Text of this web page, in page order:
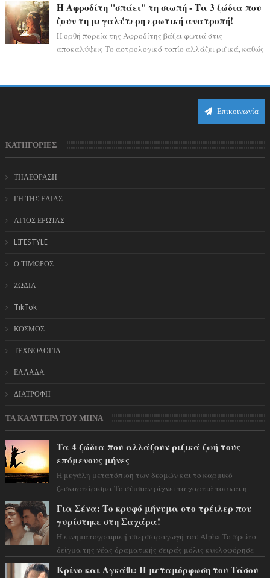
Η Αφροδίτη "σπάει" τη σιωπή - Τα 3 ζώδια που
ζουν τη μεγαλύτερη ερωτική ανατροπή!
Η ορθή πορεία της Αφροδίτης βάζει φωτιά στις
αποκαλύψεις Το αστρολογικό τοπίο αλλάζει ριζικά, καθώς
Επικοινωνία
ΚΑΤΗΓΟΡΙΕΣ
ΤΗΛΕΟΡΑΣΗ
ΓΗ ΤΗΣ ΕΛΙΑΣ
ΑΓΙΟΣ ΕΡΩΤΑΣ
LIFESTYLE
Ο ΤΙΜΩΡΟΣ
ΖΩΔΙΑ
TikTok
ΚΟΣΜΟΣ
ΤΕΧΝΟΛΟΓΙΑ
ΕΛΛΑΔΑ
ΔΙΑΤΡΟΦΗ
ΤΑ ΚΑΛΥΤΕΡΑ ΤΟΥ ΜΗΝΑ
Τα 4 ζώδια που αλλάζουν ριζικά ζωή τους
επόμενους μήνες
Η μεγάλη μετατόπιση των δεσμών και το καρμικό
ξεσκαρτάρισμα Το σύμπαν ρίχνει τα χαρτιά του και η
Για Σένα: Το κρυφό μήνυμα στο τρέιλερ που
γυρίστηκε στη Σαχάρα!
Η κινηματογραφική υπερπαραγωγή του Alpha Το πρώτο
δείγμα της νέας δραματικής σειράς μόλις κυκλοφόρησε
Κρίνο και Αγκάθι: Η μεταμόρφωση του Τάσου